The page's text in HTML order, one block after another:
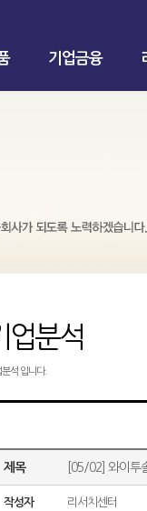
기업금융
업분석
분석 입니다.
제목 [05/02] 와이투
작성자 리서치센터